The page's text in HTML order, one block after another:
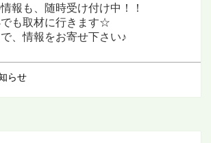
報も、随時受け付け中！！
も取材に行きます☆
、情報をお寄せ下さい♪
らせ